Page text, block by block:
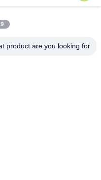
PARTS
product are you looking for?